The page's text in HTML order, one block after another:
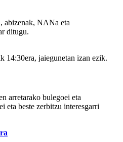
abizenak, NANa eta
ditugu.
14:30era, jaiegunetan izan ezik.
arretarako bulegoei eta
eta beste zerbitzu interesgarri